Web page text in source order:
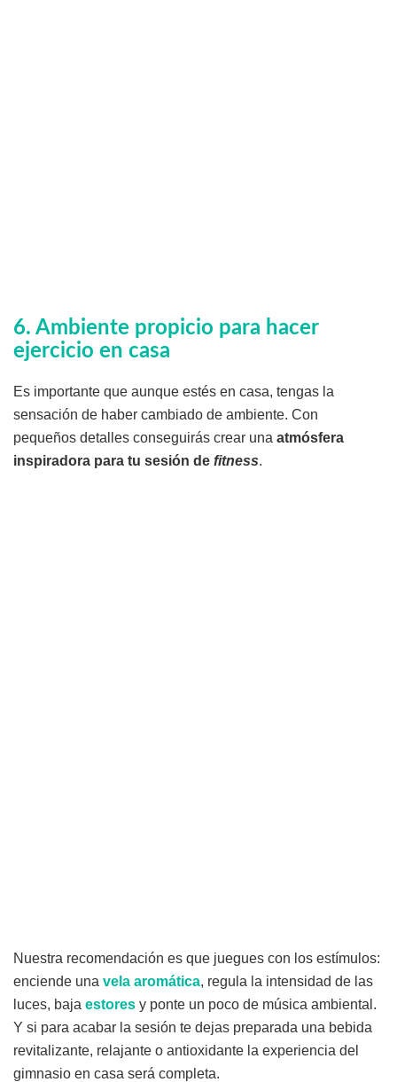
6. Ambiente propicio para hacer
ejercicio en casa
Es importante que aunque estés en casa, tengas la
sensación de haber cambiado de ambiente. Con
pequeños detalles conseguirás crear una atmósfera
inspiradora para tu sesión de fitness.
Nuestra recomendación es que juegues con los estímulos:
enciende una vela aromática, regula la intensidad de las
luces, baja estores y ponte un poco de música ambiental.
Y si para acabar la sesión te dejas preparada una bebida
revitalizante, relajante o antioxidante la experiencia del
gimnasio en casa será completa.